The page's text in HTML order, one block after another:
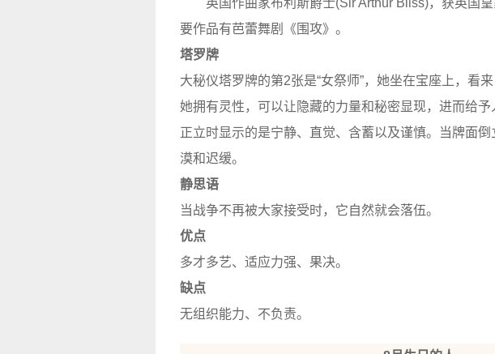
英国作曲家布利斯爵士(Sir Arthur Bliss)，获英国
要作品有芭蕾舞剧《围攻》。
塔罗牌
大秘仪塔罗牌的第2张是“女祭师”，她坐在宝座上，看
她拥有灵性，可以让隐藏的力量和秘密显现，进而给
正立时显示的是宁静、直觉、含蓄以及谨慎。当牌面
漠和迟缓。
静思语
当战争不再被大家接受时，它自然就会落伍。
优点
多才多艺、适应力强、果决。
缺点
无组织能力、不负责。